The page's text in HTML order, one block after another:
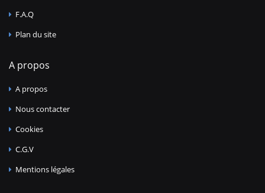
F.A.Q
Plan du site
A propos
A propos
Nous contacter
Cookies
C.G.V
Mentions légales